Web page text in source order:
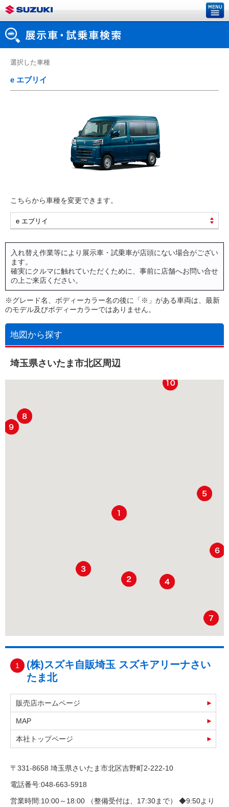
選択した車種
e エブリイ
こちらから車種を変更できます。
入れ替え作業等により展示車・試乗車が店頭にない場合がござい
ます。
確実にクルマに触れていただくために、事前に店舗へお問い合せ
の上ご来店ください。
※グレード名、ボディーカラー名の後に「※」がある車両は、最新
のモデル及びボディーカラーではありません。
地図から探す
埼玉県さいたま市北区周辺
1
(株)スズキ自販埼玉 スズキアリーナさい
たま北
販売店ホームページ
MAP
本社トップページ
〒331-8658 埼玉県さいたま市北区吉野町2-222-10
電話番号:048-663-5918
営業時間:10:00～18:00 （整備受付は、17:30まで） ◆9:50より